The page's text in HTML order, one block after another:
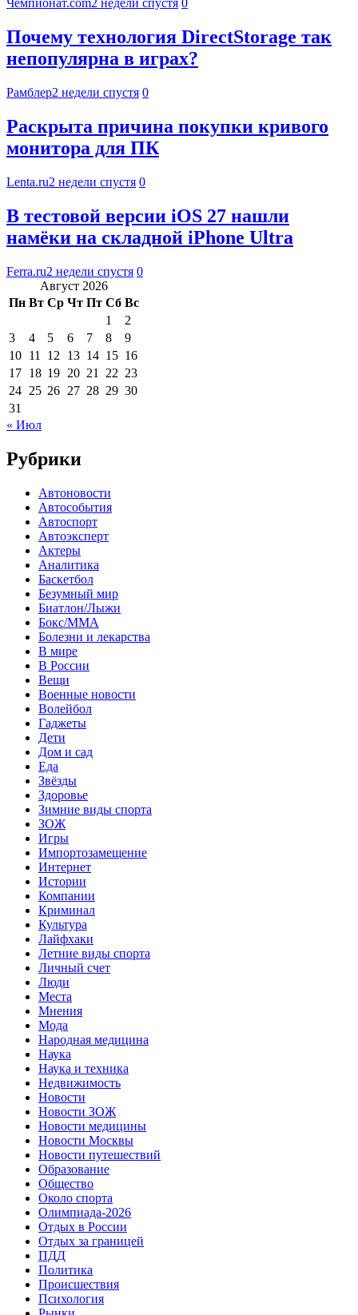
Чемпионат.com2 недели спустя 0
Почему технология DirectStorage так
непопулярна в играх?
Рамблер2 недели спустя 0
Раскрыта причина покупки кривого
монитора для ПК
Lenta.ru2 недели спустя 0
В тестовой версии iOS 27 нашли
намёки на складной iPhone Ultra
Ferra.ru2 недели спустя 0
Август 2026
Пн Вт Ср Чт Пт Сб Вс
1
2
3
4 5 6 7 8
9
10 11 12 13 14 15 16
17 18 19 20 21 22 23
24 25 26 27 28 29 30
31
« Июл
Рубрики
Автоновости
Автособытия
Автоспорт
Автоэксперт
Актеры
Аналитика
Баскетбол
Безумный мир
Биатлон/Лыжи
Бокс/MMA
Болезни и лекарства
В мире
В России
Вещи
Военные новости
Волейбол
Гаджеты
Дети
Дом и сад
Еда
Звёзды
Здоровье
Зимние виды спорта
ЗОЖ
Игры
Импортозамещение
Интернет
Истории
Компании
Криминал
Культура
Лайфхаки
Летние виды спорта
Личный счет
Люди
Места
Мнения
Мода
Народная медицина
Наука
Наука и техника
Недвижимость
Новости
Новости ЗОЖ
Новости медицины
Новости Москвы
Новости путешествий
Образование
Общество
Около спорта
Олимпиада-2026
Отдых в России
Отдых за границей
ПДД
Политика
Происшествия
Психология